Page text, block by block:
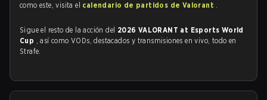
como este, visita el calendario de partidos de Valorant .
Sigue el resto de la acción del 2026 VALORANT at Esports World
Cup , así como VODs, destacados y transmisiones en vivo, todo en
Strafe.